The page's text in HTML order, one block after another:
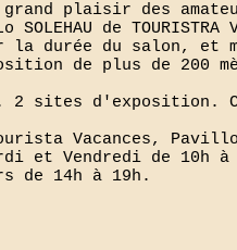
plaisir des
de
la durée du salon, et
de plus de 200
2 sites d'exposition.
Vacances,
et Vendredi de 10h à
de 14h à 19h.